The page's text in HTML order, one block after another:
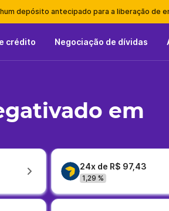
depósito antecipado para a liberação de
crédito Negociação de dívidas
em
24x de R$ 97,43
1,29 %